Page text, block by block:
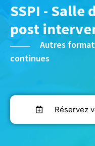
SSPI - Salle
post
Autres
continues
Réservez